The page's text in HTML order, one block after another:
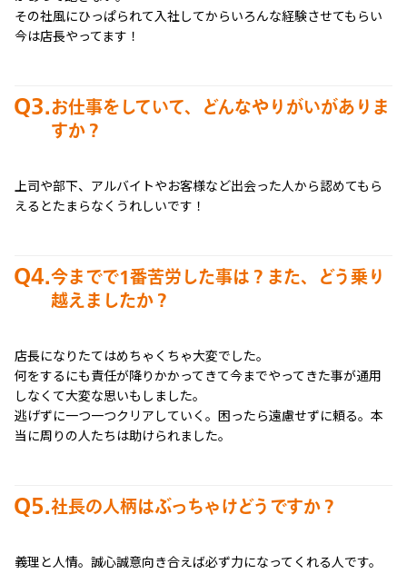
その社風にひっぱられて入社してからいろんな経験させてもらい
今は店長やってます！
お仕事をしていて、どんなやりがいがありま
すか？
Q3.
上司や部下、アルバイトやお客様など出会った人から認めてもら
えるとたまらなくうれしいです！
今までで1番苦労した事は？また、どう乗り
越えましたか？
Q4.
店長になりたてはめちゃくちゃ大変でした。
何をするにも責任が降りかかってきて今までやってきた事が通用
しなくて大変な思いもしました。
逃げずに一つ一つクリアしていく。困ったら遠慮せずに頼る。本
当に周りの人たちは助けられました。
社長の人柄はぶっちゃけどうですか？
Q5.
義理と人情。誠心誠意向き合えば必ず力になってくれる人です。